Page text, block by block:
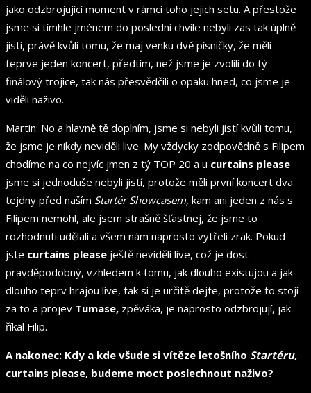
jako odzbrojující moment v rámci toho jejich setu. A přestože
jsme si tímhle jménem do poslední chvíle nebyli zas tak úplně
jistí, právě kvůli tomu, že maj venku dvě písničky, že měli
teprve jeden koncert, předtím, než jsme je zvolili do tý
finálový trojice, tak nás přesvědčili o opaku hned, co jsme je
viděli naživo.
Martin: No a hlavně tě doplním, jsme si nebyli jistí kvůli tomu,
že jsme je nikdy neviděli live. My vždycky zodpovědně s Filipem
chodíme na co nejvíc jmen z tý TOP 20 a u curtains please
jsme si jednoduše nebyli jistí, protože měli první koncert dva
tejdny před naším Startér Showcasem, kam ani jeden z nás s
Filipem nemohl, ale jsem strašně šťastnej, že jsme to
rozhodnuti udělali a všem nám naprosto vytřeli zrak. Pokud
jste curtains please ještě neviděli live, což je dost
pravděpodobný, vzhledem k tomu, jak dlouho existujou a jak
dlouho teprv hrajou live, tak si je určitě dejte, protože to stojí
za to a projev Tumase, zpěváka, je naprosto odzbrojují, jak
říkal Filip.
A nakonec: Kdy a kde všude si vítěze letošního Startéru,
curtains please, budeme moct poslechnout naživo?